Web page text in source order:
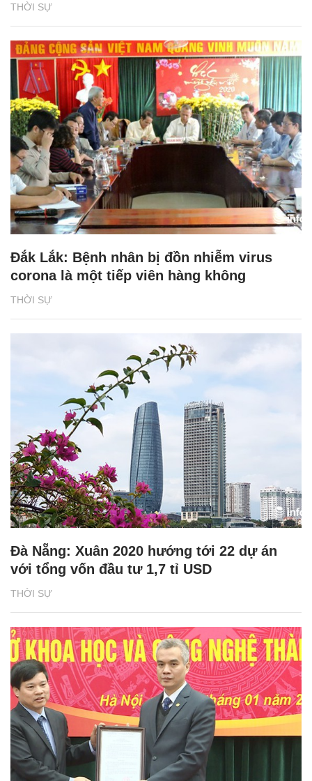
THỜI SỰ
THỜI SỰ
Đắk Lắk: Bệnh nhân bị đồn nhiễm virus
corona là một tiếp viên hàng không
THỜI SỰ
Đà Nẵng: Xuân 2020 hướng tới 22 dự án
với tổng vốn đầu tư 1,7 tỉ USD